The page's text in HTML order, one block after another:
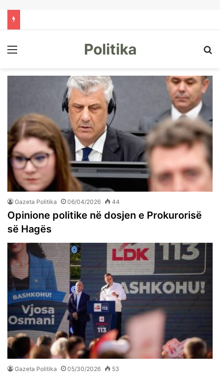
Politika
Gazeta Politika 06/04/2026 44
Opinione politike në dosjen e Prokurorisë
së Hagës
Gazeta Politika 05/30/2026 53